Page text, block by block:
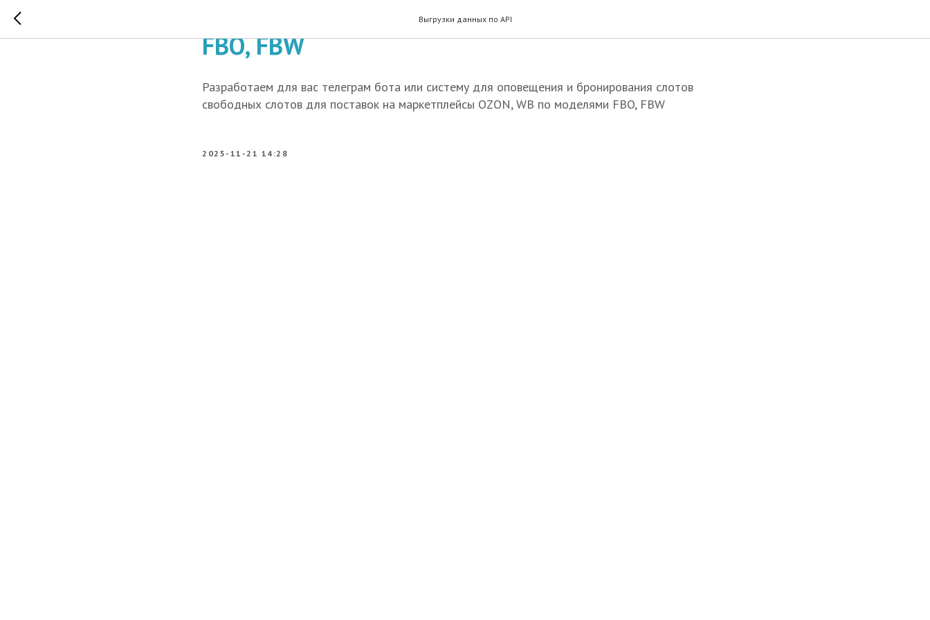
Выгрузки данных по API
Telegram-бот для поиска тайм-слотов поставок
FBO, FBW
Разработаем для вас телеграм бота или систему для оповещения и бронирования слотов
свободных слотов для поставок на маркетплейсы OZON, WB по моделями FBO, FBW
2025-11-21 14:28